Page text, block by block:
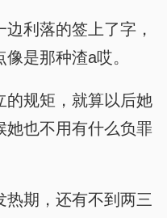
利落的签上了字，
是那种渣a哎。
的规矩，就算以后她
她也不用有什么负罪
热期，还有不到两三